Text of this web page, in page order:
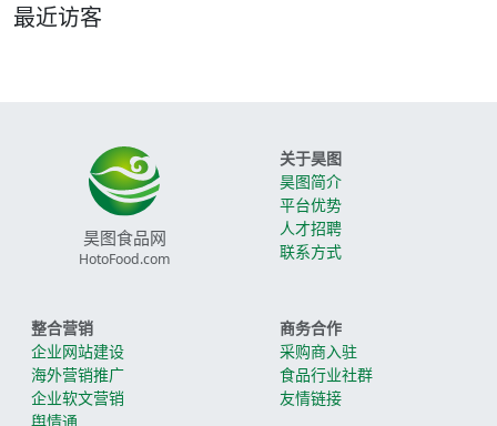
最近访客
昊图食品网
HotoFood.com
关于昊图
昊图简介
平台优势
人才招聘
联系方式
整合营销
企业网站建设
海外营销推广
企业软文营销
舆情通
商务合作
采购商入驻
食品行业社群
友情链接